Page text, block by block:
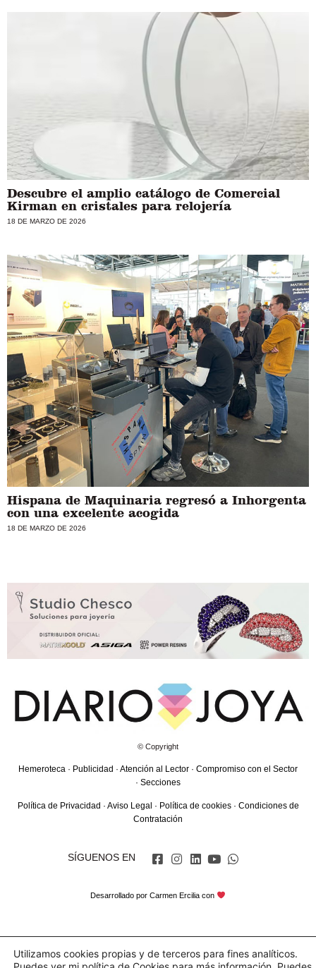
Descubre el amplio catálogo de Comercial
Kirman en cristales para relojería
18 DE MARZO DE 2026
Hispana de Maquinaria regresó a Inhorgenta
con una excelente acogida
18 DE MARZO DE 2026
© Copyright
Hemeroteca · Publicidad · Atención al Lector · Compromiso con el Sector
· Secciones
Política de Privacidad · Aviso Legal · Política de cookies· Condiciones de
Contratación
SÍGUENOS EN
Desarrollado porCarmen Ercilia con
Utilizamos cookies propias y de terceros para fines analíticos.